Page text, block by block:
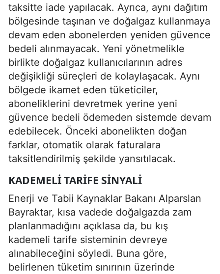
taksitte iade yapılacak. Ayrıca, aynı dağıtım
bölgesinde taşınan ve doğalgaz kullanmaya
devam eden abonelerden yeniden güvence
bedeli alınmayacak. Yeni yönetmelikle
birlikte doğalgaz kullanıcılarının adres
değişikliği süreçleri de kolaylaşacak. Aynı
bölgede ikamet eden tüketiciler,
aboneliklerini devretmek yerine yeni
güvence bedeli ödemeden sistemde devam
edebilecek. Önceki abonelikten doğan
farklar, otomatik olarak faturalara
taksitlendirilmiş şekilde yansıtılacak.
KADEMELI TARIFE SINYALI
Enerji ve Tabii Kaynaklar Bakanı Alparslan
Bayraktar, kısa vadede doğalgazda zam
planlanmadığını açıklasa da, bu kış
kademeli tarife sisteminin devreye
alınabileceğini söyledi. Buna göre,
belirlenen tüketim sınırının üzerinde